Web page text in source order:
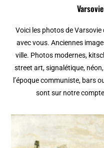
Voici les photos de
avec vous. Anciennes
ville. Photos modernes,
street art, signalétique,
l’époque communiste, bars
sont sur notre